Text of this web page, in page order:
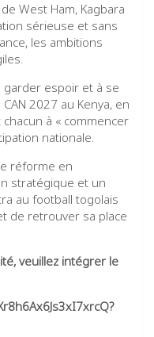
West Ham, Kagbara
sérieuse et sans
les ambitions
garder espoir et à se
2027 au Kenya, en
à « commencer
nationale.
réforme en
stratégique et un
au football togolais
de retrouver sa place
veuillez intégrer le